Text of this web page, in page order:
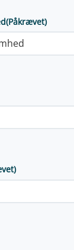
(Påkrævet)